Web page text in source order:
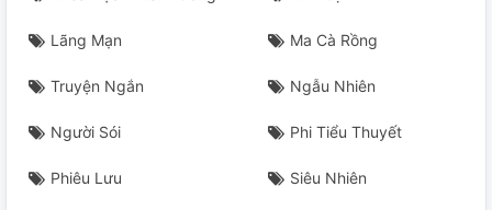
Chương 24.
Chương 25
Chương 26.
Chương 27
Lãng Mạn Ma Cà Rồng
Truyện Ngắn Ngẫu Nhiên
Người Sói Phi Tiểu Thuyết
Phiêu Lưu Siêu Nhiên